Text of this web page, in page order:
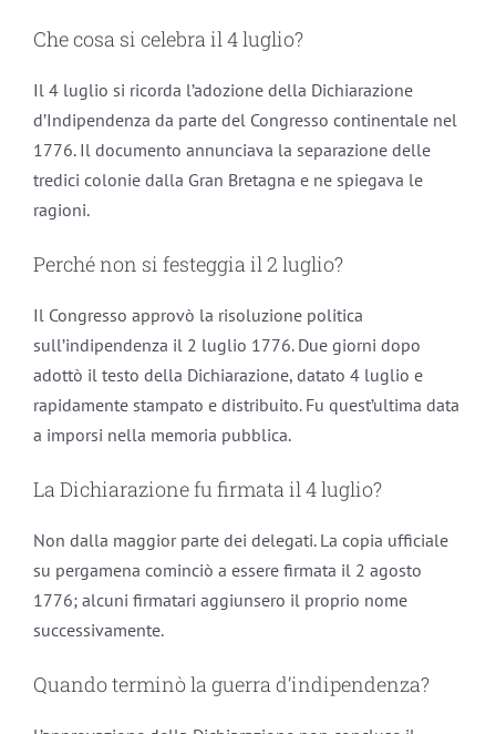
Che cosa si celebra il 4 luglio?
Il 4 luglio si ricorda l’adozione della Dichiarazione
d’Indipendenza da parte del Congresso continentale nel
1776. Il documento annunciava la separazione delle
tredici colonie dalla Gran Bretagna e ne spiegava le
ragioni.
Perché non si festeggia il 2 luglio?
Il Congresso approvò la risoluzione politica
sull’indipendenza il 2 luglio 1776. Due giorni dopo
adottò il testo della Dichiarazione, datato 4 luglio e
rapidamente stampato e distribuito. Fu quest’ultima data
a imporsi nella memoria pubblica.
La Dichiarazione fu firmata il 4 luglio?
Non dalla maggior parte dei delegati. La copia ufficiale
su pergamena cominciò a essere firmata il 2 agosto
1776; alcuni firmatari aggiunsero il proprio nome
successivamente.
Quando terminò la guerra d’indipendenza?